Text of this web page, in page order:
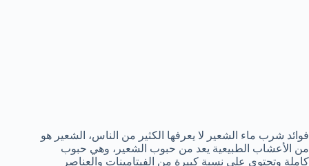
فوائد شرب ماء الشعير لا يعرفها الكثير من الناس، الشعير هو
من الأعشاب الطبيعية يعد من حبوب الشعير، وهي حبوب
كاملة وتحتوي على نسبة كبيرة من الفيتامينات والعناصر